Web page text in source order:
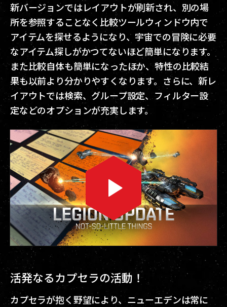
新バージョンではレイアウトが刷新され、別の場
所を参照することなく比較ツールウィンドウ内で
アイテムを探せるようになり、宇宙での冒険に必要
なアイテム探しがかつてないほど簡単になります。
また比較自体も簡単になったほか、特性の比較結
果も以前より分かりやすくなります。さらに、新レ
イアウトでは検索、グループ設定、フィルター設
定などのオプションが充実します。
活発なるカプセラの活動！
カプセラが抱く野望により、ニューエデンは常に